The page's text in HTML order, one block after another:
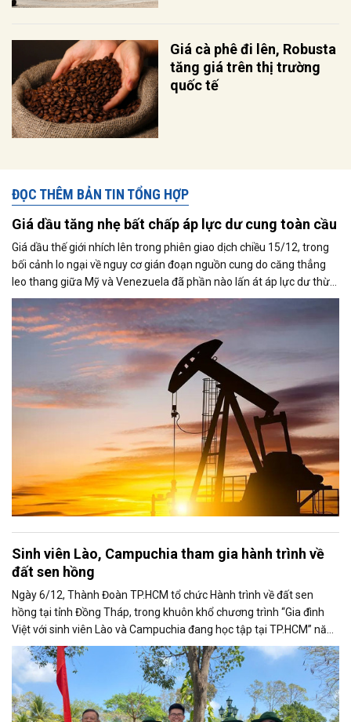
Giá cà phê đi lên, Robusta
tăng giá trên thị trường
quốc tế
ĐỌC THÊM BẢN TIN TỔNG HỢP
Giá dầu tăng nhẹ bất chấp áp lực dư cung toàn cầu
Giá dầu thế giới nhích lên trong phiên giao dịch chiều 15/12, trong
bối cảnh lo ngại về nguy cơ gián đoạn nguồn cung do căng thẳng
leo thang giữa Mỹ và Venezuela đã phần nào lấn át áp lực dư thừa
nguồn cung đang bao trùm thị trường. Cùng với đó, giới đầu tư tiếp
tục theo dõi sát diễn biến liên quan đến khả năng đạt được một
thỏa thuận hòa bình giữa Nga và Ukraine.
Sinh viên Lào, Campuchia tham gia hành trình về
đất sen hồng
Ngày 6/12, Thành Đoàn TP.HCM tổ chức Hành trình về đất sen
hồng tại tỉnh Đồng Tháp, trong khuôn khổ chương trình “Gia đình
Việt với sinh viên Lào và Campuchia đang học tập tại TP.HCM” năm
2025.